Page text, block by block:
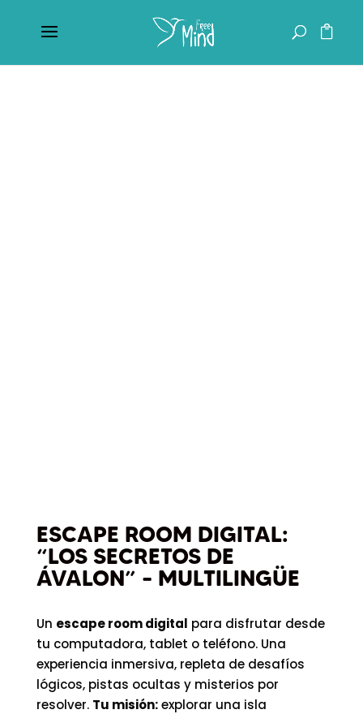
ESCAPE ROOM DIGITAL:
“LOS SECRETOS DE
ÁVALON” – MULTILINGÜE
Un escape room digital para disfrutar desde
tu computadora, tablet o teléfono. Una
experiencia inmersiva, repleta de desafíos
lógicos, pistas ocultas y misterios por
resolver. Tu misión:explorar una isla